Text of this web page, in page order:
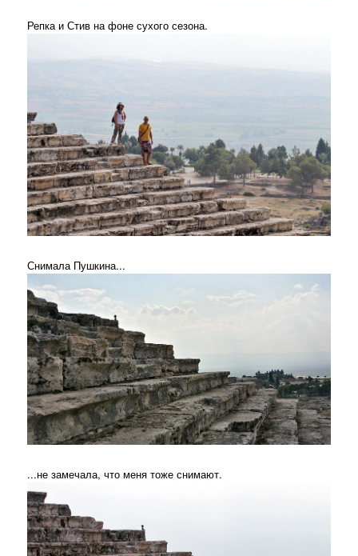
Репка и Стив на фоне сухого сезона.
Снимала Пушкина...
...не замечала, что меня тоже снимают.